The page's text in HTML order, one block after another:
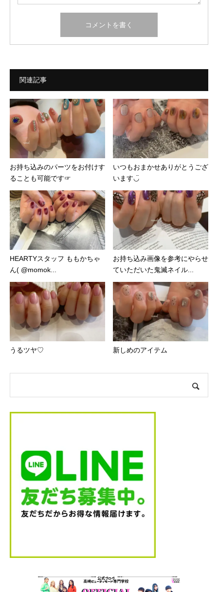
関連記事
お持ち込みのパーツをお付けす
ることも可能です☞
いつもおまかせありがとうござ
います◡̈
HEARTYスタッフ ももかちゃ
ん( @momok...
お持ち込み画像を参考にやらせ
ていただいた鬼滅ネイル...
うるツヤ♡ 新しめのアイテム